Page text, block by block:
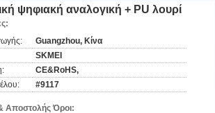
ψηφιακή αναλογική + PU λουρί
Guangzhou, Κίνα
SKMEI
CE&RoHS,
#9117
Αποστολής Όροι: